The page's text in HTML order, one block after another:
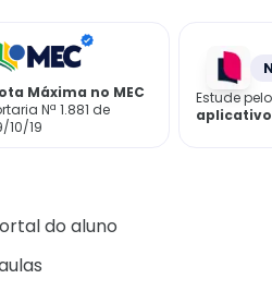
Máxima no MEC
Nª 1.881 de
10/19
Estude
aplicativo
do aluno